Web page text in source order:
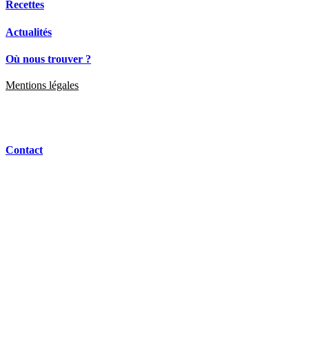
Recettes
Actualités
Où nous trouver ?
Mentions légales
Contact